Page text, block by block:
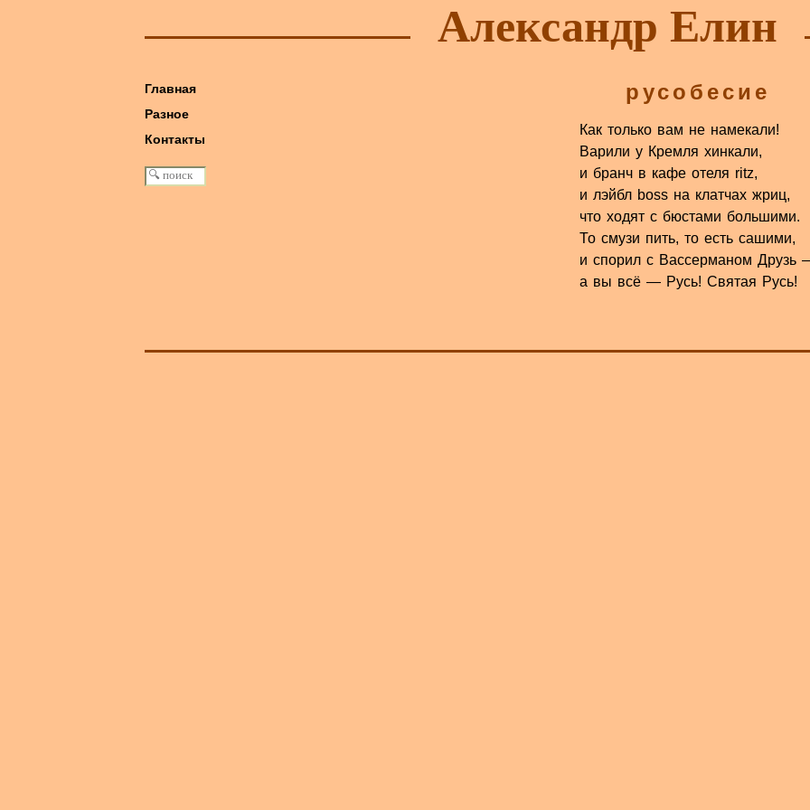
Александр Елин
Главная
Разное
книга: Машина Победы
Контакты
русобесие
Как только вам не намекали!
Варили у Кремля хинкали,
и бранч в кафе отеля ritz,
и лэйбл boss на клатчах жриц,
что ходят с бюстами большими.
То смузи пить, то есть сашими,
и спорил с Вассерманом Друзь
а вы всё — Русь! Святая Русь!